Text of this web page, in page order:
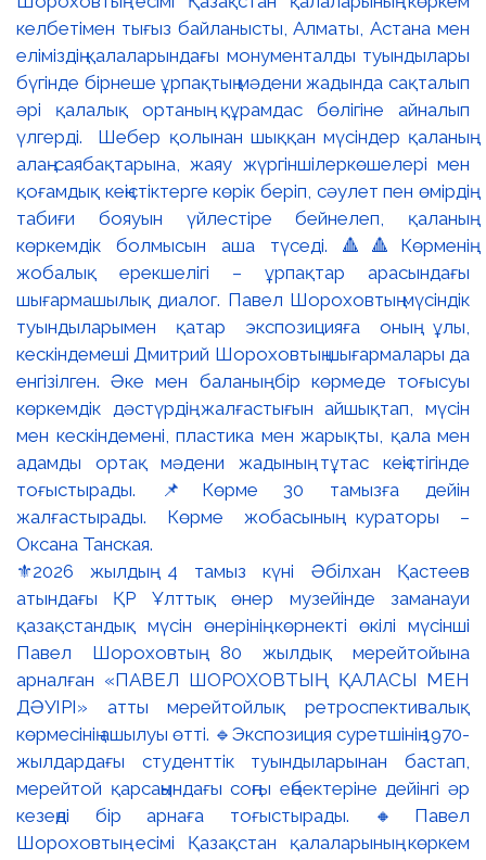
⚜️2026 жылдың 4 тамыз күні Әбілхан Қастеев
атындағы ҚР Ұлттық өнер музейінде заманауи
қазақстандық мүсін өнерінің көрнекті өкілі мүсінші
Павел Шороховтың 80 жылдық мерейтойына
арналған «ПАВЕЛ ШОРОХОВТЫҢ ҚАЛАСЫ МЕН
ДӘУІРІ» атты мерейтойлық ретроспективалық
көрмесінің ашылуы өтті. 🔹Экспозиция суретшінің 1970-
жылдардағы студенттік туындыларынан бастап,
мерейтой қарсаңындағы соңғы еңбектеріне дейінгі әр
кезеңді бір арнаға тоғыстырады. 🔸Павел
Шороховтың есімі Қазақстан қалаларының көркем